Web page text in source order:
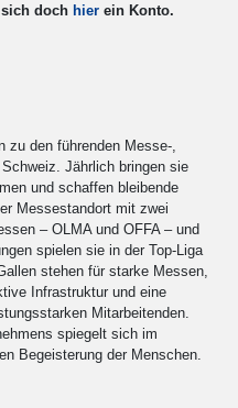
doch hier ein Konto.
zu den führenden Messe-,
Jährlich bringen sie
und schaffen bleibende
Messestandort mit zwei
– OLMA und OFFA – und
spielen sie in der Top-Liga
stehen für starke Messen,
Infrastruktur und eine
Mitarbeitenden.
spiegelt sich im
Begeisterung der Menschen.